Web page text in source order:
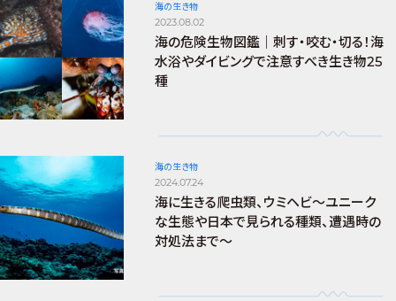
海の生き物
2023.08.02
海の危険生物図鑑｜刺す・咬む・切る！海
水浴やダイビングで注意すべき生き物25
種
海の生き物
2024.07.24
海に生きる爬虫類、ウミヘビ～ユニーク
な生態や日本で見られる種類、遭遇時の
対処法まで～